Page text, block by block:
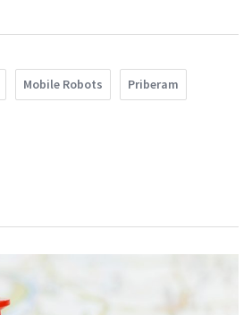
Mobile Robots Priberam